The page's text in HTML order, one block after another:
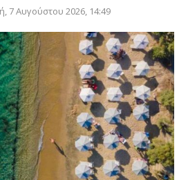
7 Αυγούστου 2026, 14:49